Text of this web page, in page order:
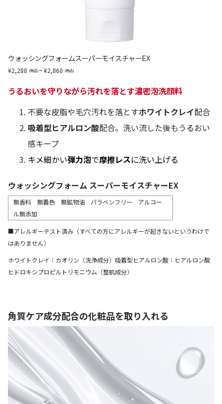
ウォッシングフォームスーパーモイスチャーEX
2,288 ~ 2,860
うるおいを守りながら汚れを落とす濃密泡洗顔料
不要な皮脂や毛穴汚れを落とすホワイトクレイ配合
吸着型ヒアルロン酸配合。洗い流した後もうるおい
感キープ
キメ細かい弾力泡で摩擦レスに洗い上げる
ウォッシングフォーム スーパーモイスチャーEX
無香料 無着色 無鉱物油 パラベンフリー アルコー
ル無添加
■アレルギーテスト済み（すべての方にアレルギーが起きないというわけで
はありません）
ホワイトクレイ：カオリン（洗浄成分）吸着型ヒアルロン酸：ヒアルロン酸
ヒドロキシプロピルトリモニウム（整肌成分）
角質ケア成分配合の化粧品を取り入れる